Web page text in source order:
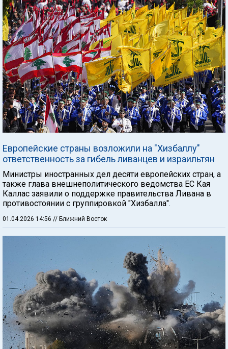
Европейские страны возложили на "Хизбаллу"
ответственность за гибель ливанцев и израильтян
Министры иностранных дел десяти европейских стран, а
также глава внешнеполитического ведомства ЕС Кая
Каллас заявили о поддержке правительства Ливана в
противостоянии с группировкой "Хизбалла".
01.04.2026 14:56 // Ближний Восток